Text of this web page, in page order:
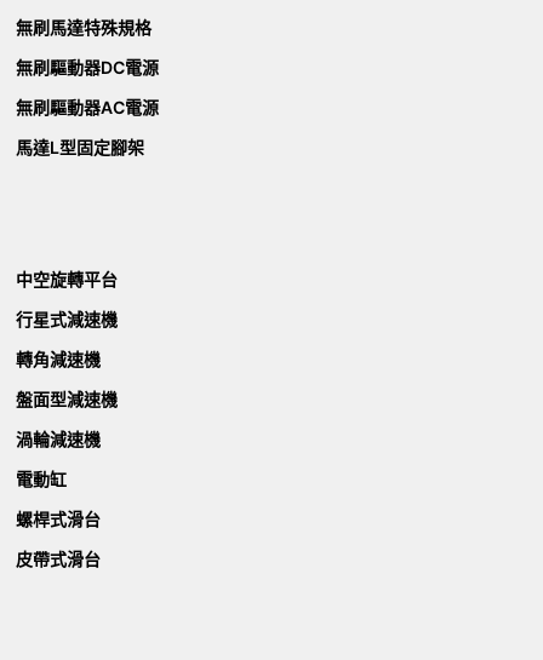
無刷馬達特殊規格
無刷驅動器DC電源
無刷驅動器AC電源
馬達L型固定腳架
中空旋轉平台
行星式減速機
轉角減速機
盤面型減速機
渦輪減速機
電動缸
螺桿式滑台
皮帶式滑台